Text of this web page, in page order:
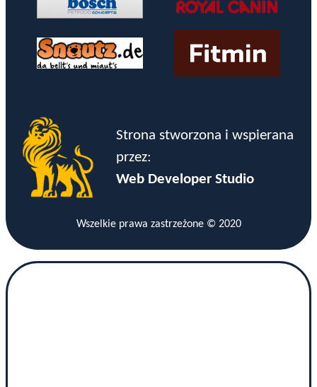
Strona stworzona i wspierana
przez:
Web Developer Studio
Wszelkie prawa zastrzeżone © 2020